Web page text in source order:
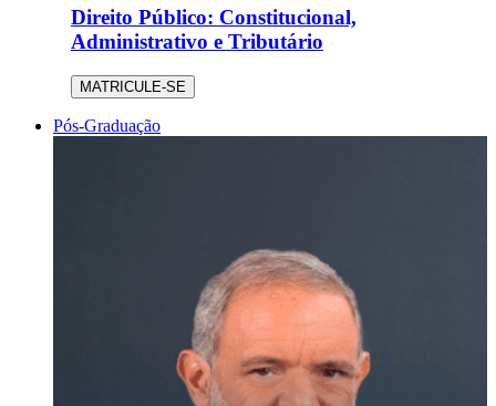
Direito Público: Constitucional,
Administrativo e Tributário
MATRICULE-SE
Pós-Graduação